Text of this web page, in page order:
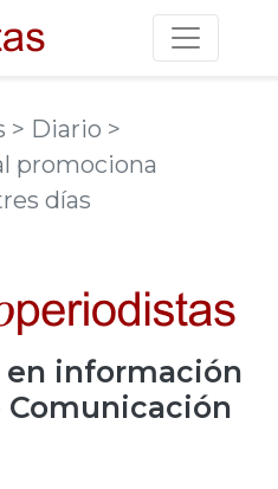
Toggle
> Diario >
promociona
días
en información
Comunicación